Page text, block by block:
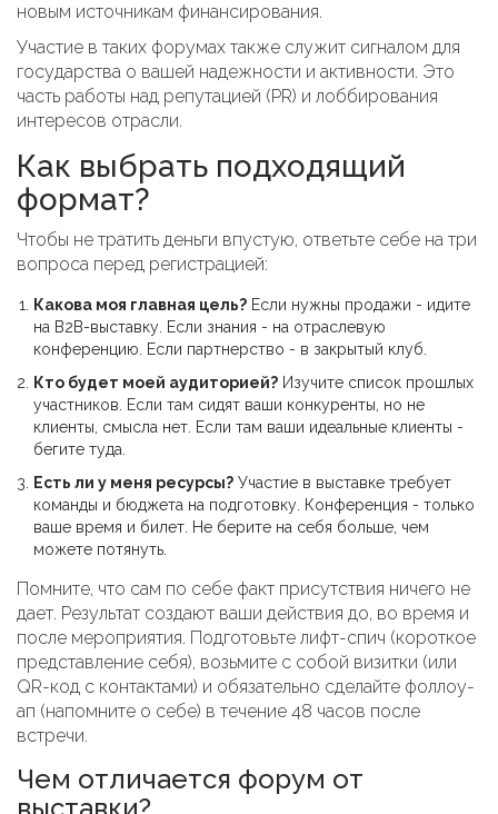
новым источникам финансирования.
Участие в таких форумах также служит сигналом для
государства о вашей надежности и активности. Это
часть работы над репутацией (PR) и лоббирования
интересов отрасли.
Как выбрать подходящий
формат?
Чтобы не тратить деньги впустую, ответьте себе на три
вопроса перед регистрацией:
Какова моя главная цель? Если нужны продажи - идите
на B2B-выставку. Если знания - на отраслевую
конференцию. Если партнерство - в закрытый клуб.
Кто будет моей аудиторией? Изучите список прошлых
участников. Если там сидят ваши конкуренты, но не
клиенты, смысла нет. Если там ваши идеальные клиенты -
бегите туда.
Есть ли у меня ресурсы? Участие в выставке требует
команды и бюджета на подготовку. Конференция - только
ваше время и билет. Не берите на себя больше, чем
можете потянуть.
Помните, что сам по себе факт присутствия ничего не
дает. Результат создают ваши действия до, во время и
после мероприятия. Подготовьте лифт-спич (короткое
представление себя), возьмите с собой визитки (или
QR-код с контактами) и обязательно сделайте фоллоу-
ап (напомните о себе) в течение 48 часов после
встречи.
Чем отличается форум от